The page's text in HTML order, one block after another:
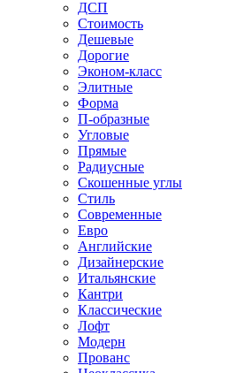
ДСП
Стоимость
Дешевые
Дорогие
Эконом-класс
Элитные
Форма
П-образные
Угловые
Прямые
Радиусные
Скошенные углы
Стиль
Современные
Евро
Английские
Дизайнерские
Итальянские
Кантри
Классические
Лофт
Модерн
Прованс